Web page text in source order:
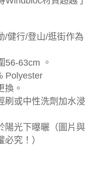
健行/登山/逛街作為
63cm 。
Polyester
。
或中性洗劑加水浸
陽光下曝曬（圖片與
究！）